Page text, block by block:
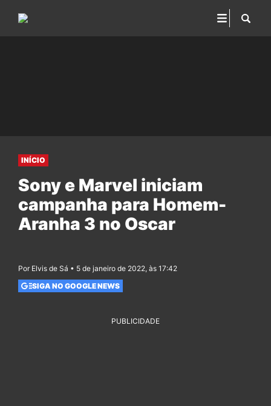
INÍCIO
Sony e Marvel iniciam
campanha para Homem-
Aranha 3 no Oscar
Por Elvis de Sá • 5 de janeiro de 2022, às 17:42
SIGA NO GOOGLE NEWS
PUBLICIDADE